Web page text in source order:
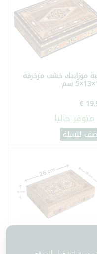
موزاييك خشب مزخرفة
متوفر حاليا
للسلة